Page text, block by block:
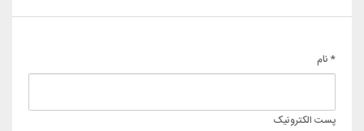
* نام
پست الکترونیک